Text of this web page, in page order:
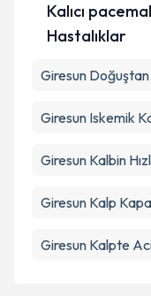
Metni'ni
kapsamda
Kalıcı
Hastalıklar
Giresun Doğuştan
Giresun Iskemik
Giresun Kalbin
Giresun Kalp
Giresun Kalpte